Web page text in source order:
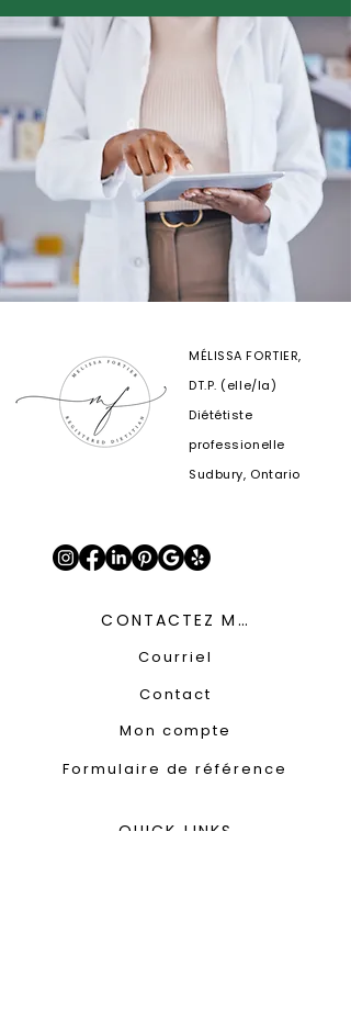
MÉLISSA FORTIER,
DT.P. (elle/la)
Diététiste
professionelle
Sudbury, Ontario
CONTACTEZ MOI
Courriel
Contact
Mon compte
Formulaire de référence
QUICK LINKS